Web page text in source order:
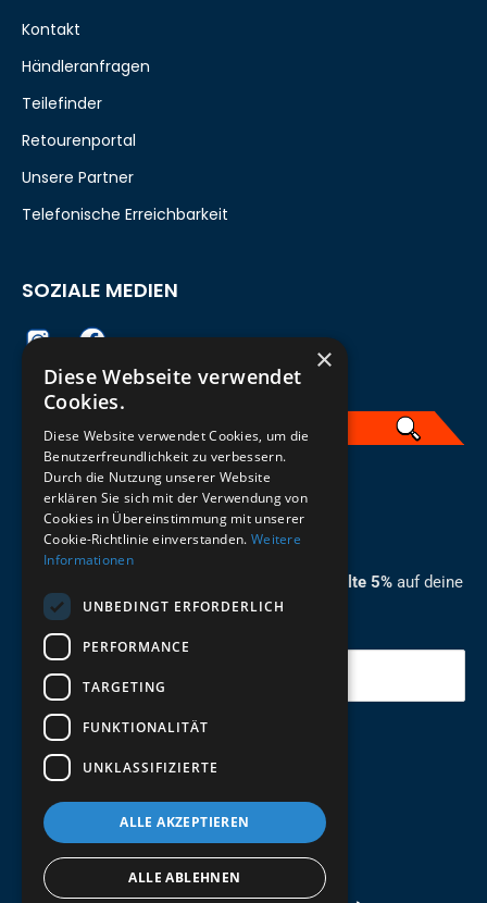
ZUM NEWSLETTER ANMELDEN
Melde dich jetzt zum Newsletter an und erhalte 5% auf deine
erste Bestellung.
Deine Email
Abschicken
Kontakt
Händleranfragen
Teilefinder
Retourenportal
Unsere Partner
Telefonische Erreichbarkeit
SOZIALE MEDIEN
German
×
Diese Webseite verwendet
Cookies.
Diese Website verwendet Cookies, um die
Benutzerfreundlichkeit zu verbessern.
Durch die Nutzung unserer Website
erklären Sie sich mit der Verwendung von
Cookies in Übereinstimmung mit unserer
Cookie-Richtlinie einverstanden. Weitere
Informationen
UNBEDINGT ERFORDERLICH
PERFORMANCE
TARGETING
FUNKTIONALITÄT
UNKLASSIFIZIERTE
ALLE AKZEPTIEREN
ALLE ABLEHNEN